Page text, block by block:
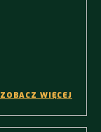
ZOBACZ WIĘCEJ